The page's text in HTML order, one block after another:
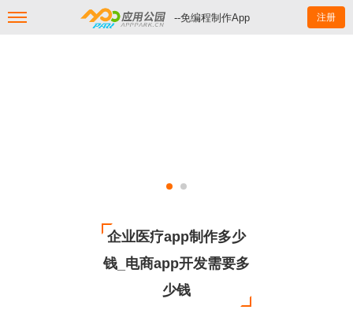
--免编程制作App 注册
企业医疗app制作多少
钱_电商app开发需要多
少钱